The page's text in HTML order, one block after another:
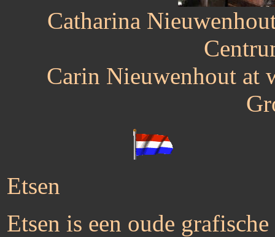
Catharina
Carin Nieuwenhout at
Etsen
Etsen is een oude grafische